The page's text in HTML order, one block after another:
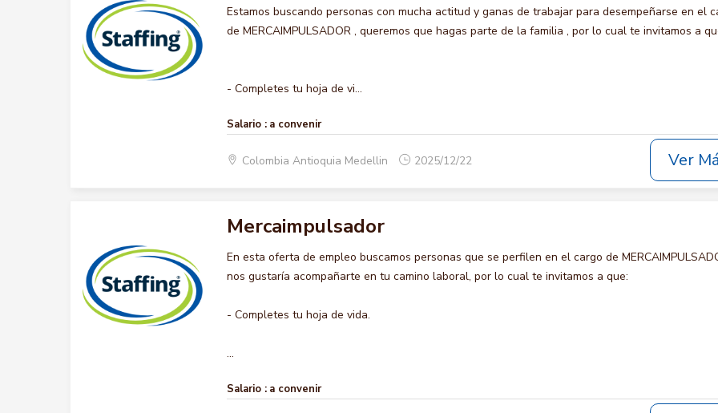
Estamos buscando personas con mucha actitud y ganas de trabajar para desempeñarse en el
de MERCAIMPULSADOR , queremos que hagas parte de la familia , por lo cual te invitamos a
- Completes tu hoja de vi...
Salario : a convenir
Colombia Antioquia Medellin 2025/12/22 Ver
Mercaimpulsador
En esta oferta de empleo buscamos personas que se perfilen en el cargo de
nos gustaría acompañarte en tu camino laboral, por lo cual te invitamos a que:
- Completes tu hoja de vida.
...
Salario : a convenir